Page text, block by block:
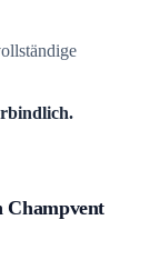
Champvent